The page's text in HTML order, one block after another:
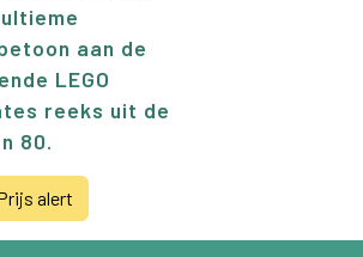
aan de
LEGO
reeks uit de
80.
alert